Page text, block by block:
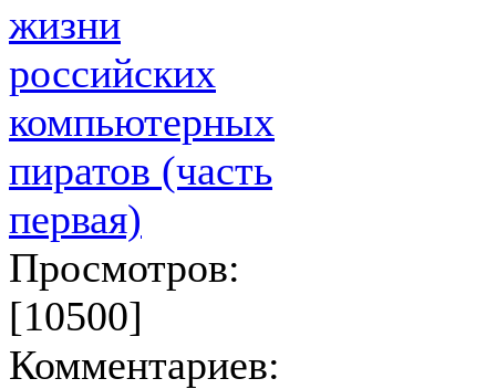
жизни
российских
компьютерных
пиратов (часть
первая)
Просмотров:
[10500]
Комментариев: